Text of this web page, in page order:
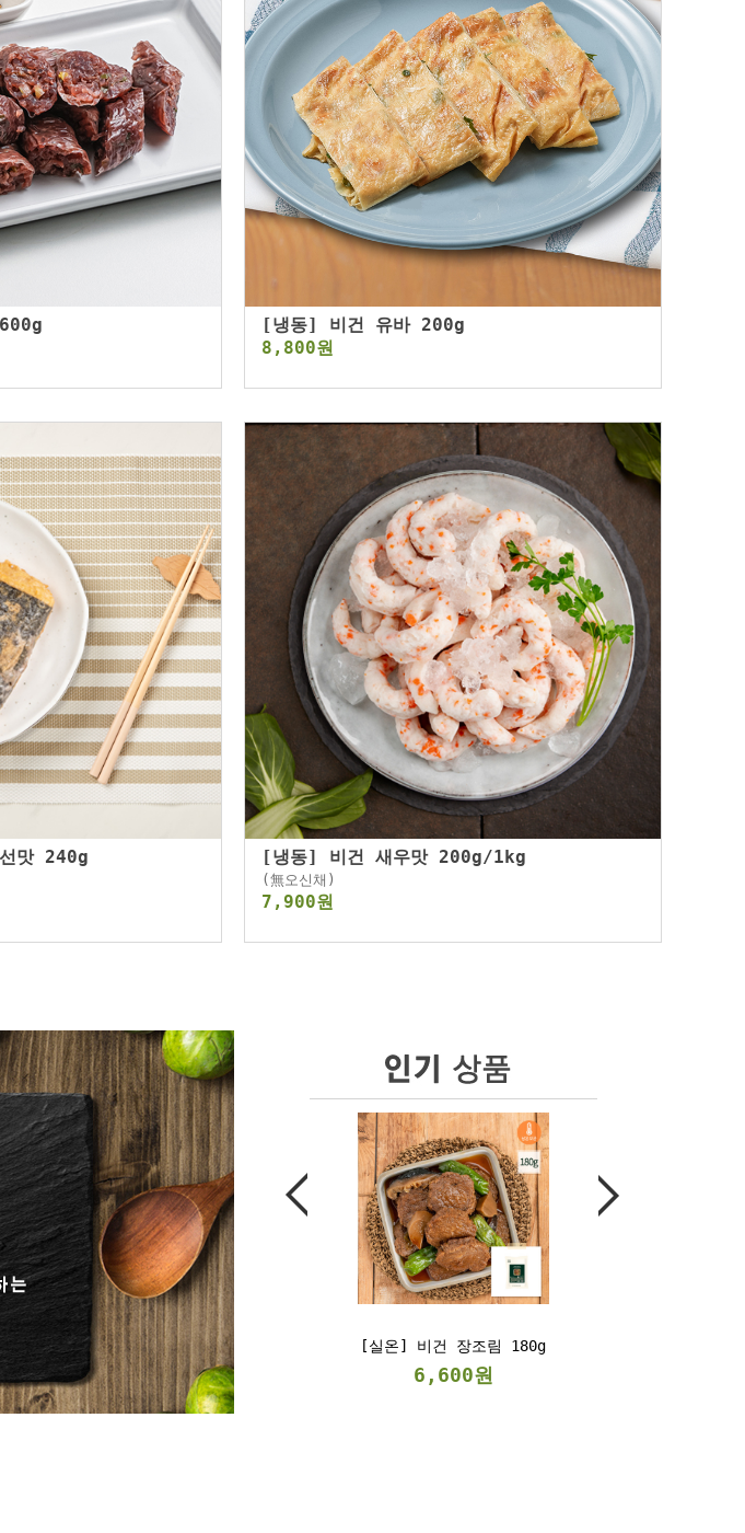
[냉동] 비건 유바 200g
8,800원
맛 240g [냉동] 비건 새우맛 200g/1kg
(無오신채)
7,900원
[실온] 비건 장조림 180g
6,600원
[냉동] 베지스테이크